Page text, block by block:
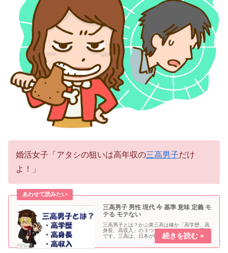
婚活女子「アタシの狙いは高年収の三高男子だけ
よ！」
三高男子 男性 現代 今 基準 意味 定義 モ
テる モテない
三高男子とは？かぶ美三高は確か「高学歴、高
身長、高収入」の３つでしたよね。かつ夫正解
です。三高は、日本が昭和時代の「バブル好景
気」の頃に、女性が「男性の理想像として掲げ
た３条件」です。婚活女子「三高はモテる男の